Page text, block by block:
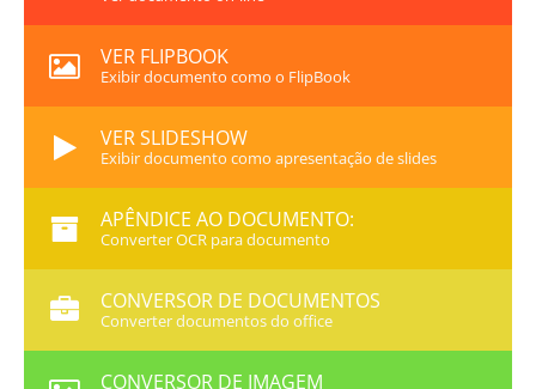
VER FLIPBOOK
Exibir documento como o FlipBook
VER SLIDESHOW
Exibir documento como apresentação de slides
APÊNDICE AO DOCUMENTO:
Converter OCR para documento
CONVERSOR DE DOCUMENTOS
Converter documentos do office
CONVERSOR DE IMAGEM